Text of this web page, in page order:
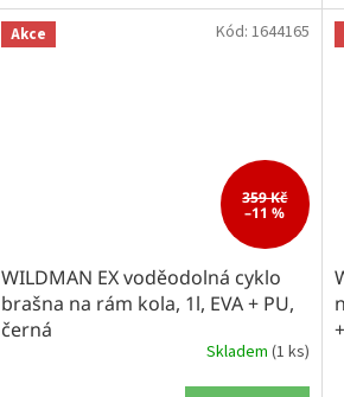
Akce
359 Kč
–11 %
WILDMAN EX voděodolná cyklo
brašna na rám kola, 1l, EVA + PU,
černá
Skladem (1 ks)
Kód: 1644165